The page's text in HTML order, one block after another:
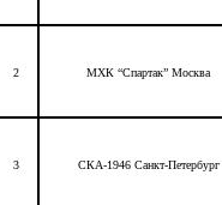
2 МХК “Спартак” Москва
3 СКА-1946 Санкт-Петербург